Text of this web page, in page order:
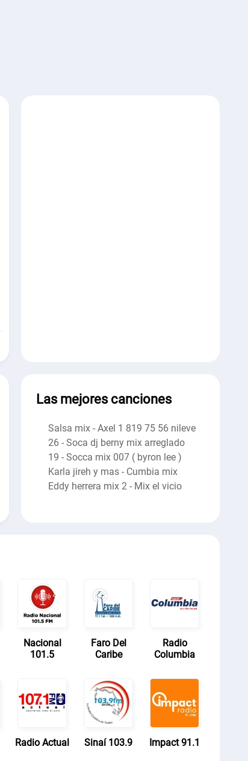
Las mejores canciones
Salsa mix - Axel 1 819 75 56 nileve
26 - Soca dj berny mix arreglado
19 - Socca mix 007 ( byron lee )
Karla jireh y mas - Cumbia mix
Eddy herrera mix 2 - Mix el vicio
Nacional
101.5
Faro Del
Caribe
Radio
Columbia
Radio Actual Sinaí 103.9 Impact 91.1